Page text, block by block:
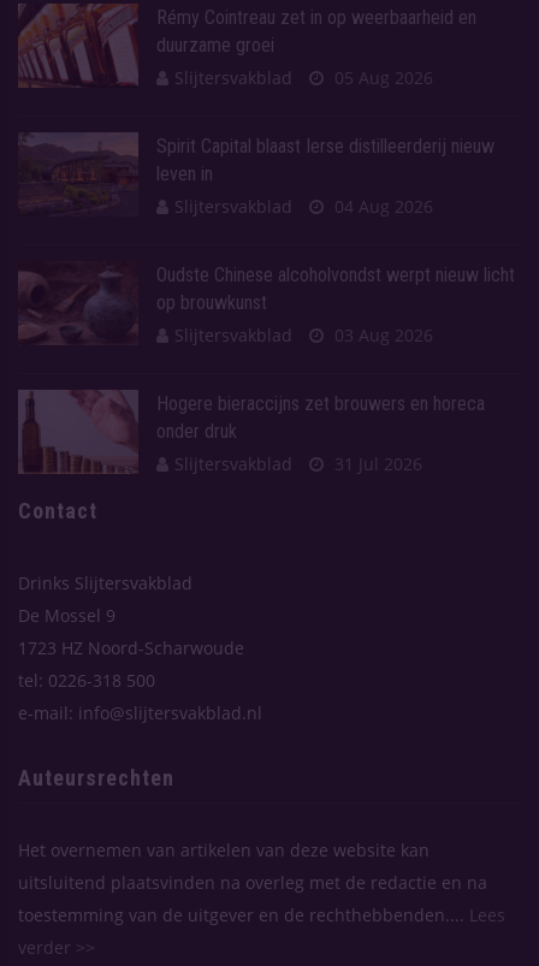
Rémy Cointreau zet in op weerbaarheid en
duurzame groei
Slijtersvakblad
05 Aug 2026
Spirit Capital blaast Ierse distilleerderij nieuw
leven in
Slijtersvakblad
04 Aug 2026
Oudste Chinese alcoholvondst werpt nieuw licht
op brouwkunst
Slijtersvakblad
03 Aug 2026
Hogere bieraccijns zet brouwers en horeca
onder druk
Slijtersvakblad
31 Jul 2026
Contact
Drinks Slijtersvakblad
De Mossel 9
1723 HZ Noord-Scharwoude
tel: 0226-318 500
e-mail: info@slijtersvakblad.nl
Auteursrechten
Het overnemen van artikelen van deze website kan
uitsluitend plaatsvinden na overleg met de redactie en na
toestemming van de uitgever en de rechthebbenden....
Lees
verder >>